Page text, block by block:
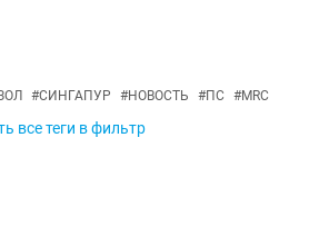
#СИНГАПУР #НОВОСТЬ #ПС #MRC
все теги в фильтр